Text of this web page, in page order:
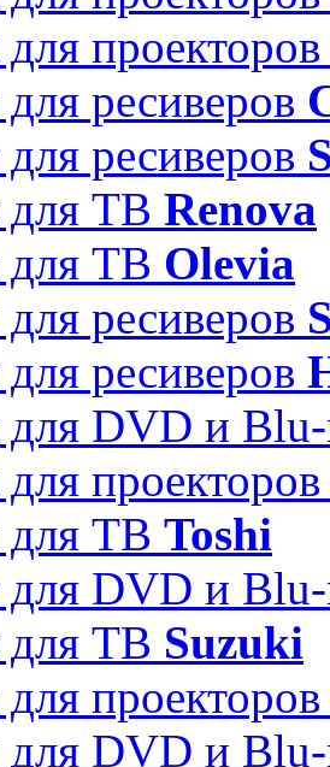
ресиверов
ресиверов
ТВ Renova
ТВ Olevia
ресиверов
ресиверов
для DVD и
ТВ Toshi
для DVD и
ТВ Suzuki
для DVD и